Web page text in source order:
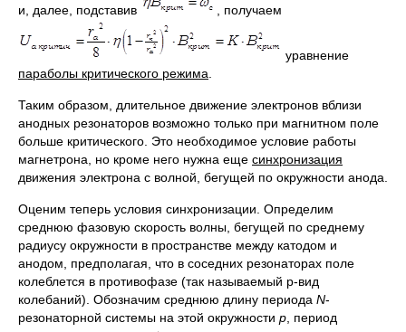
и, далее, подставив
, получаем
уравнение
параболы критического режима
Таким образом, длительное движение электронов вблизи
анодных резонаторов возможно только при магнитном поле
больше критического. Это необходимое условие работы
магнетрона, но кроме него нужна еще синхронизация
движения электрона с волной, бегущей по окружности анода.
Оценим теперь условия синхронизации. Определим
среднюю фазовую скорость волны, бегущей по среднему
радиусу окружности в пространстве между катодом и
анодом, предполагая, что в соседних резонаторах поле
колеблется в противофазе (так называемый p-вид
колебаний). Обозначим среднюю длину периода N-
резонаторной системы на этой окружности p , период